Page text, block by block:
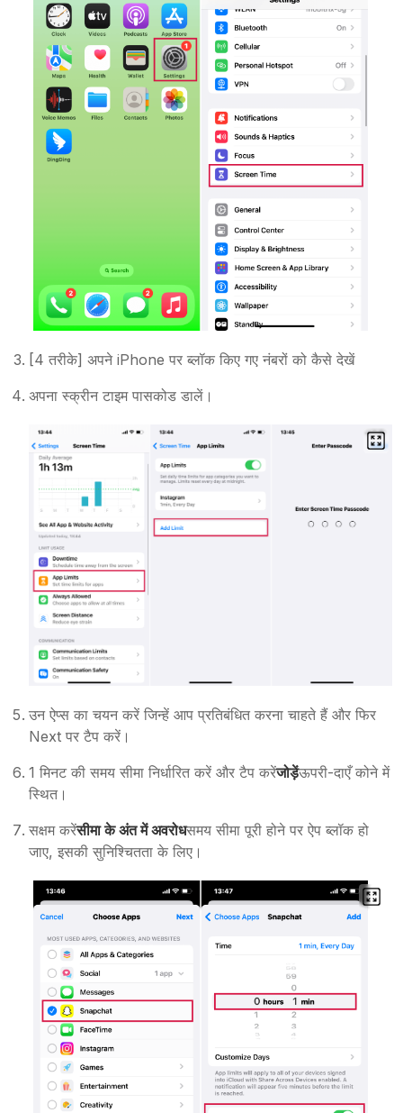
[4 तरीके] अपने iPhone पर ब्लॉक किए गए नंबरों को कैसे देखें
अपना स्क्रीन टाइम पासकोड डालें।
उन ऐप्स का चयन करें जिन्हें आप प्रतिबंधित करना चाहते हैं और फिर
Next पर टैप करें।
1 मिनट की समय सीमा निर्धारित करें और टैप करेंजोड़ेंऊपरी-दाएँ कोने में
स्थित।
सक्षम करेंसीमा के अंत में अवरोधसमय सीमा पूरी होने पर ऐप ब्लॉक हो
जाए, इसकी सुनिश्चितता के लिए।